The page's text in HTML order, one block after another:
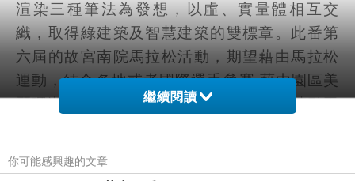
渲染三種筆法為發想，以虛、實量體相互交
織，取得綠建築及智慧建築的雙標章。此番第
六屆的故宮南院馬拉松活動，期望藉由馬拉松
運動，結合各地或者國際選手參賽,藉由園區美
麗環湖路線，吸引廣大跑者參賽,進而拋磚引玉
故宮南院名不虛傳號稱最美的馬拉松跑場，有
繼續閱讀
你可能感興趣的文章